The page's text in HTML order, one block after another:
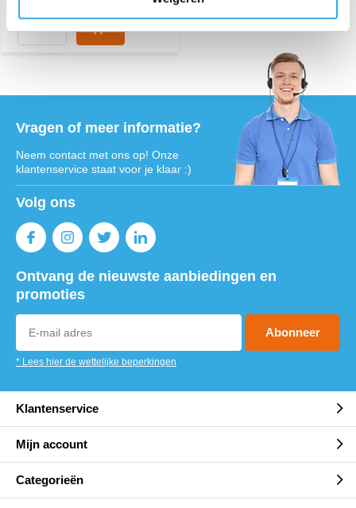
Vragen of meer informatie?
Neem contact met ons op! Onze
klantenservice staat voor je klaar :)
Volg ons
Ontvang de nieuwste aanbiedingen en
promoties
Abonneer
* Lees hier de wettelijke beperkingen
Klantenservice
Mijn account
Categorieën